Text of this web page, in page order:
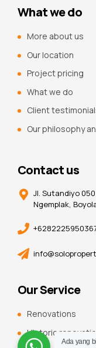
What we do
More about us
Our location
Project pricing
What we do
Client
Our philosophy
Contact us
Jl. Sutandiyo
Ngemplak,
Our Service
Renovations
Historic
Ada yang